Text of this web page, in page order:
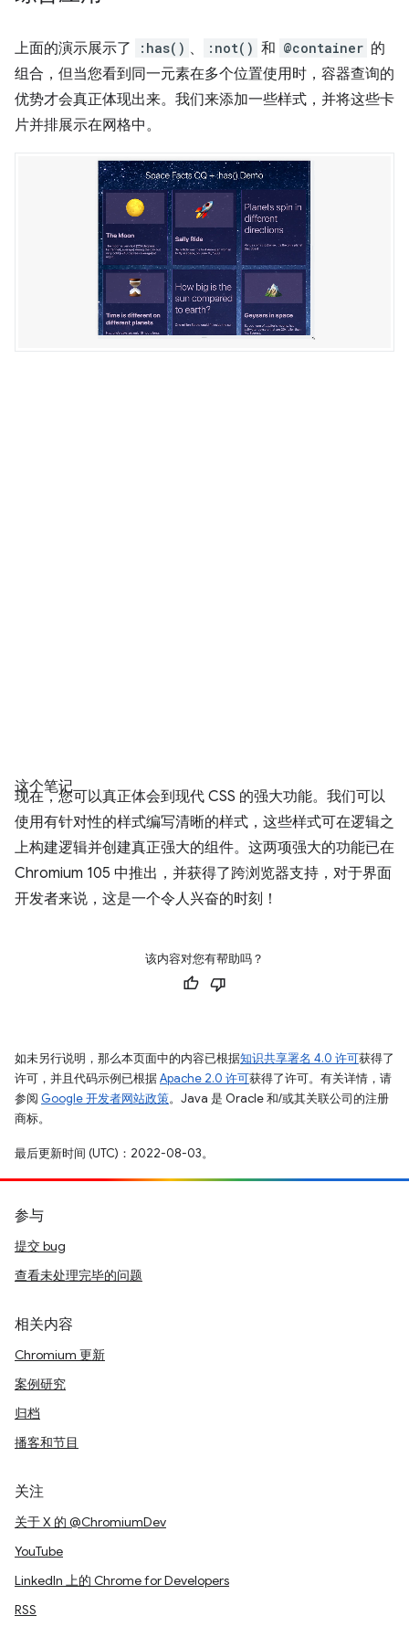
上面的演示展示了 :has() 、 :not() 和 @container 的
组合，但当您看到同一元素在多个位置使用时，容器查询的
优势才会真正体现出来。我们来添加一些样式，并将这些卡
片并排展示在网格中。
这个笔记
现在，您可以真正体会到现代 CSS 的强大功能。我们可以
使用有针对性的样式编写清晰的样式，这些样式可在逻辑之
上构建逻辑并创建真正强大的组件。这两项强大的功能已在
Chromium 105 中推出，并获得了跨浏览器支持，对于界面
开发者来说，这是一个令人兴奋的时刻！
该内容对您有帮助吗？
如未另行说明，那么本页面中的内容已根据知识共享署名 4.0 许可获得了
许可，并且代码示例已根据Apache 2.0 许可获得了许可。有关详情，请
参阅 Google 开发者网站政策。Java 是 Oracle 和/或其关联公司的注册
商标。
最后更新时间 (UTC)：2022-08-03。
参与
提交 bug
查看未处理完毕的问题
相关内容
Chromium 更新
案例研究
归档
播客和节目
关注
关于 X 的 @ChromiumDev
YouTube
LinkedIn 上的 Chrome for Developers
RSS